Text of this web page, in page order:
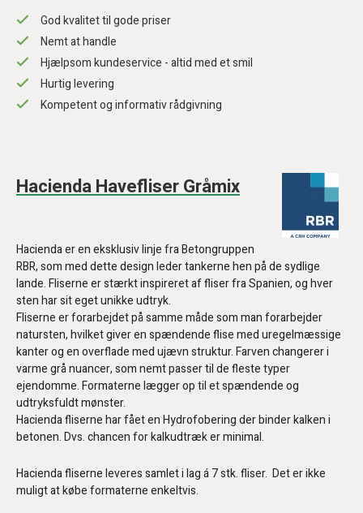
God kvalitet til gode priser
Nemt at handle
Hjælpsom kundeservice - altid med et smil
Hurtig levering
Kompetent og informativ rådgivning
Hacienda Havefliser Gråmix
Hacienda er en eksklusiv linje fra Betongruppen
RBR, som med dette design leder tankerne hen på de sydlige
lande. Fliserne er stærkt inspireret af fliser fra Spanien, og hver
sten har sit eget unikke udtryk.
Fliserne er forarbejdet på samme måde som man forarbejder
natursten, hvilket giver en spændende flise med uregelmæssige
kanter og en overflade med ujævn struktur. Farven changerer i
varme grå nuancer, som nemt passer til de fleste typer
ejendomme. Formaterne lægger op til et spændende og
udtryksfuldt mønster.
Hacienda fliserne har fået en Hydrofobering der binder kalken i
betonen. Dvs. chancen for kalkudtræk er minimal.
Hacienda fliserne leveres samlet i lag á 7 stk. fliser. Det er ikke
muligt at købe formaterne enkeltvis.